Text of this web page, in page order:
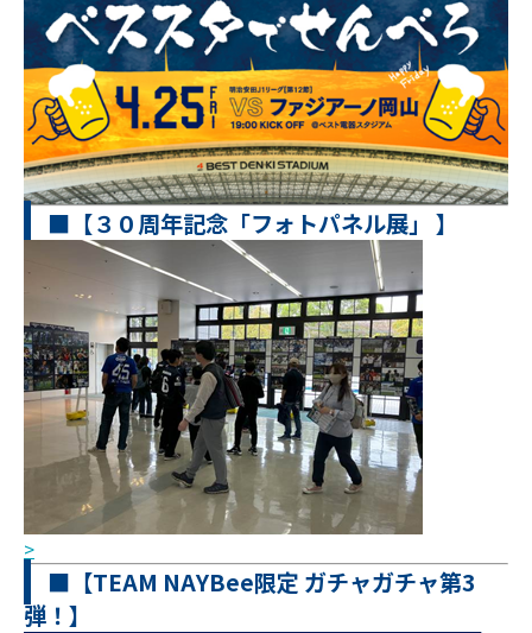
■【３０周年記念「フォトパネル展」 】
>
■【TEAM NAYBee限定 ガチャガチャ第3
弾！】